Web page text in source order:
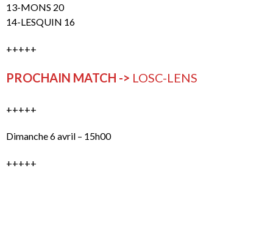
13-MONS 20
14-LESQUIN 16
+++++
PROCHAIN MATCH -> LOSC-LENS
+++++
Dimanche 6 avril – 15h00
+++++